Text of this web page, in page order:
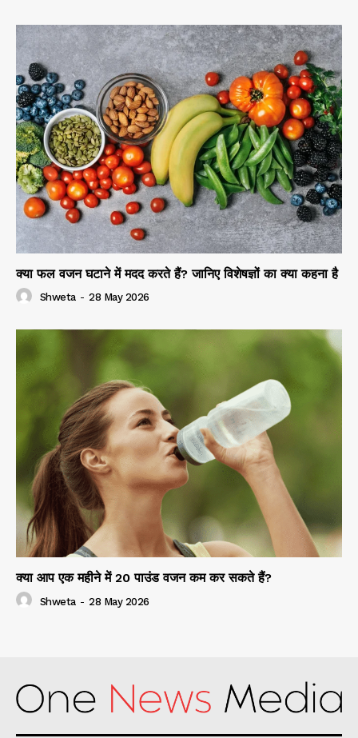
क्या फल वजन घटाने में मदद करते हैं? जानिए विशेषज्ञों का क्या कहना है
Shweta - 28 May 2026
क्या आप एक महीने में 20 पाउंड वजन कम कर सकते हैं?
Shweta - 28 May 2026